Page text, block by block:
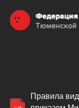
Правила